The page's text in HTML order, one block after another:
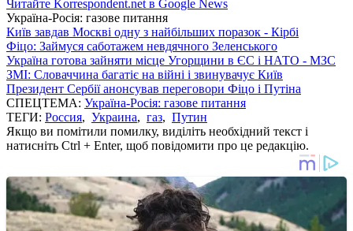
Читайте Korrespondent.net в Google News
Україна-Росія: газове питання
Київ завдав Москві одну з найбільших поразок - Кірбі
Фіцо: Займуся саботажем невдячного Зеленського
Україна готова зайняти місце Угорщини в ЄС і НАТО - МЗС
ЗМІ: Словаччина багатіє на війні і звинувачує Київ
Президент Сербії анонсував переговори Фіцо і Путіна
СПЕЦТЕМА: Україна-Росія: газове питання
ТЕГИ: Россия, Украина, газ, Путин
Якщо ви помітили помилку, виділіть необхідний текст і
натисніть Ctrl + Enter, щоб повідомити про це редакцію.